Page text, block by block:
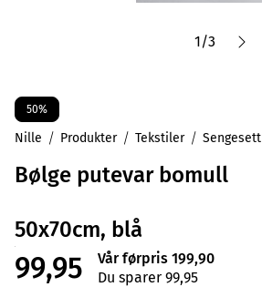
1/3
50%
Nille Produkter Tekstiler Sengesett
Bølge putevar bomull
50x70cm, blå
99,95
Vår førpris 199,90
Du sparer 99,95